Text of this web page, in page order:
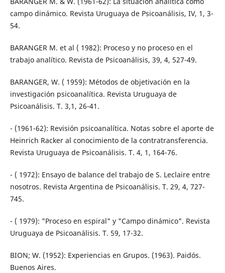
campo dinámico. Revista Uruguaya de Psicoanálisis, IV, 1, 3-
54.
BARANGER M. et al ( 1982): Proceso y no proceso en el
trabajo analítico. Revista de Psicoanálisis, 39, 4, 527-49.
BARANGER, W. ( 1959): Métodos de objetivación en la
investigación psicoanalítica. Revista Uruguaya de
Psicoanálisis. T. 3,1, 26-41.
- (1961-62): Revisión psicoanalítica. Notas sobre el aporte de
Heinrich Racker al conocimiento de la contratransferencia.
Revista Uruguaya de Psicoanálisis. T. 4, 1, 164-76.
- ( 1972): Ensayo de balance del trabajo de S. Leclaire entre
nosotros. Revista Argentina de Psicoanálisis. T. 29, 4, 727-
745.
- ( 1979): "Proceso en espiral" y "Campo dinámico". Revista
Uruguaya de Psicoanálisis. T. 59, 17-32.
BION; W. (1952): Experiencias en Grupos. (1963). Paidós.
Buenos Aires.